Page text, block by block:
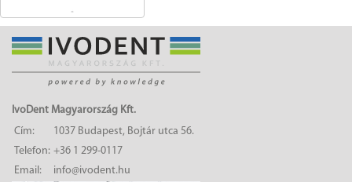
IvoDent Magyarország Kft.
Cím:
1037 Budapest, Bojtár utca 56.
Telefon: +36 1 299-0117
Email:
info@ivodent.hu